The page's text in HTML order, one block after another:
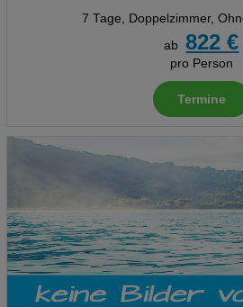
7 Tage, Doppelzimmer,
ab
822 €
pro Person
Termine